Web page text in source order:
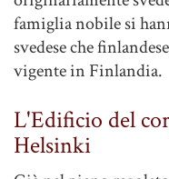
famiglia nobile si
svedese che
vigente in Finlandia.
L'Edificio del
Helsinki